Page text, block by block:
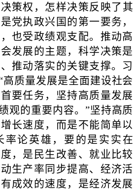
策权，怎样决策反映了其
党执政兴国的第一要务，
也受政绩观支配。推动高
发展的主题，科学决策是
推动落实的关键支撑。习
质量发展是全面建设社会
要任务，坚持高质量发展
观的重要内容。”坚持高质
长速度，而是不能简单以
率论英雄，要的是实实在
，是民生改善、就业比较
生产率同步提高、经济活
成效的速度，是经济发展